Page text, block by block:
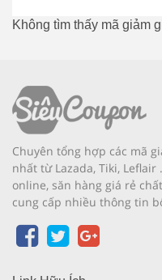
Không tìm thấy mã giảm
Chuyên tổng hợp các mã
nhất từ Lazada, Tiki,
online, săn hàng giá rẻ
cung cấp nhiều thông tin